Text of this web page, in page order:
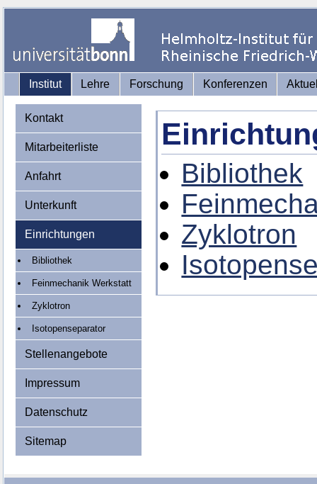
Institut Lehre Forschung Konferenzen
Kontakt
Mitarbeiterliste
Anfahrt
Unterkunft
Einrichtungen
Bibliothek
Feinmechanik Werkstatt
Zyklotron
Isotopenseparator
Stellenangebote
Impressum
Datenschutz
Sitemap
Bibliothek
Zyklotron